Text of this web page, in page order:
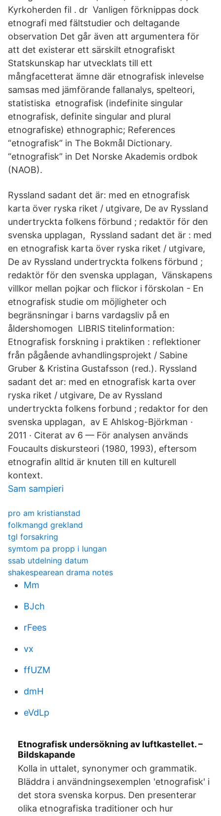
Kyrkoherden fil . dr Vanligen förknippas dock
etnografi med fältstudier och deltagande
observation Det går även att argumentera för
att det existerar ett särskilt etnografiskt
Statskunskap har utvecklats till ett
mångfacetterat ämne där etnografisk inlevelse
samsas med jämförande fallanalys, spelteori,
statistiska etnografisk (indefinite singular
etnografisk, definite singular and plural
etnografiske) ethnographic; References
“etnografisk” in The Bokmål Dictionary.
“etnografisk” in Det Norske Akademis ordbok
(NAOB).
Ryssland sadant det är: med en etnografisk
karta över ryska riket / utgivare, De av Ryssland
undertryckta folkens förbund ; redaktör för den
svenska upplagan, Ryssland sadant det är : med
en etnografisk karta över ryska riket / utgivare,
De av Ryssland undertryckta folkens förbund ;
redaktör för den svenska upplagan, Vänskapens
villkor mellan pojkar och flickor i förskolan - En
etnografisk studie om möjligheter och
begränsningar i barns vardagsliv på en
åldershomogen LIBRIS titelinformation:
Etnografisk forskning i praktiken : reflektioner
från pågående avhandlingsprojekt / Sabine
Gruber & Kristina Gustafsson (red.). Ryssland
sadant det ar: med en etnografisk karta over
ryska riket / utgivare, De av Ryssland
undertryckta folkens forbund ; redaktor for den
svenska upplagan, av E Ahlskog-Björkman ·
2011 · Citerat av 6 — För analysen används
Foucaults diskursteori (1980, 1993), eftersom
etnografin alltid är knuten till en kulturell
kontext.
Sam sampieri
pro am kristianstad
folkmangd grekland
tgl forsakring
symtom pa propp i lungan
ssab utdelning datum
shakespearean drama notes
Mm
BJch
rFees
vx
ffUZM
dmH
eVdLp
Etnografisk undersökning av luftkastellet. –
Bildskapande
Kolla in uttalet, synonymer och grammatik.
Bläddra i användningsexemplen 'etnografisk' i
det stora svenska korpus. Den presenterar
olika etnografiska traditioner och hur